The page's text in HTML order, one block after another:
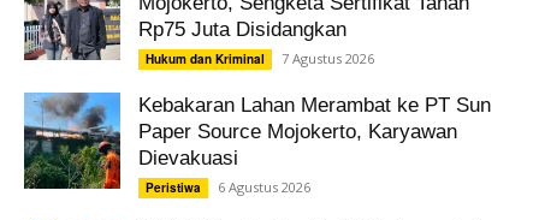
Rp75 Juta Disidangkan
Hukum dan Kriminal 7 Agustus 2026
Kebakaran Lahan Merambat ke PT Sun
Paper Source Mojokerto, Karyawan
Dievakuasi
Peristiwa 6 Agustus 2026